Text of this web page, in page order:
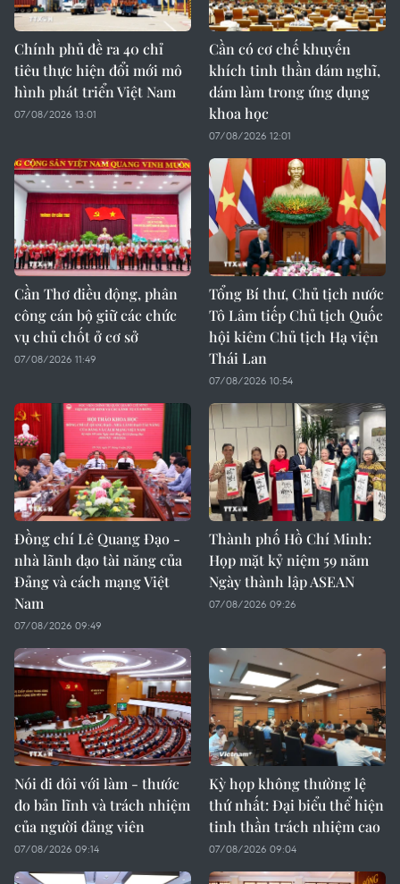
Chính phủ đề ra 40 chỉ
tiêu thực hiện đổi mới mô
hình phát triển Việt Nam
07/08/2026 13:01
Cần có cơ chế khuyến
khích tinh thần dám nghĩ,
dám làm trong ứng dụng
khoa học
07/08/2026 12:01
Cần Thơ điều động, phân
công cán bộ giữ các chức
vụ chủ chốt ở cơ sở
07/08/2026 11:49
Tổng Bí thư, Chủ tịch nước
Tô Lâm tiếp Chủ tịch Quốc
hội kiêm Chủ tịch Hạ viện
Thái Lan
07/08/2026 10:54
Đồng chí Lê Quang Đạo -
nhà lãnh đạo tài năng của
Đảng và cách mạng Việt
Nam
07/08/2026 09:49
Thành phố Hồ Chí Minh:
Họp mặt kỷ niệm 59 năm
Ngày thành lập ASEAN
07/08/2026 09:26
Nói đi đôi với làm - thước
đo bản lĩnh và trách nhiệm
của người đảng viên
07/08/2026 09:14
Kỳ họp không thường lệ
thứ nhất: Đại biểu thể hiện
tinh thần trách nhiệm cao
07/08/2026 09:04